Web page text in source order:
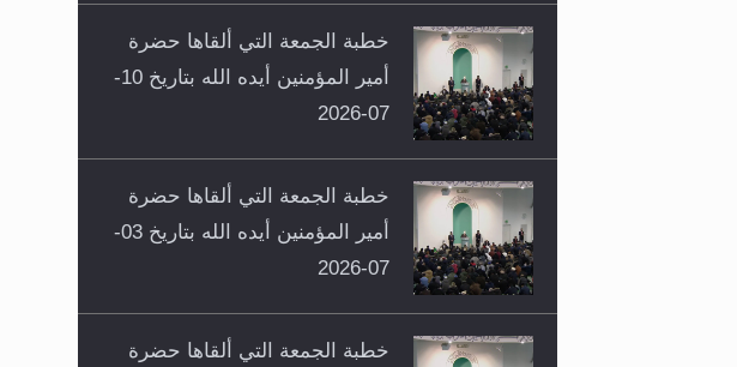
خطبة الجمعة التي ألقاها حضرة
أمير المؤمنين أيده الله بتاريخ 10-
07-2026
خطبة الجمعة التي ألقاها حضرة
أمير المؤمنين أيده الله بتاريخ 03-
07-2026
خطبة الجمعة التي ألقاها حضرة